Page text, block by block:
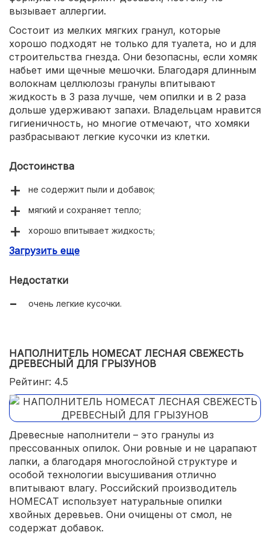
вызывает аллергии.
Состоит из мелких мягких гранул, которые
хорошо подходят не только для туалета, но и для
строительства гнезда. Они безопасны, если хомяк
набьет ими щечные мешочки. Благодаря длинным
волокнам целлюлозы гранулы впитывают
жидкость в 3 раза лучше, чем опилки и в 2 раза
дольше удерживают запахи. Владельцам нравится
гигиеничность, но многие отмечают, что хомяки
разбрасывают легкие кусочки из клетки.
Достоинства
не содержит пыли и добавок;
мягкий и сохраняет тепло;
хорошо впитывает жидкость;
нейтрализует запахи;
Загрузить еще
Недостатки
очень легкие кусочки.
НАПОЛНИТЕЛЬ HOMECAT ЛЕСНАЯ СВЕЖЕСТЬ
ДРЕВЕСНЫЙ ДЛЯ ГРЫЗУНОВ
Рейтинг: 4.5
Древесные наполнители – это гранулы из
прессованных опилок. Они ровные и не царапают
лапки, а благодаря многослойной структуре и
особой технологии высушивания отлично
впитывают влагу. Российский производитель
HOMECAT использует натуральные опилки
хвойных деревьев. Они очищены от смол, не
содержат добавок.